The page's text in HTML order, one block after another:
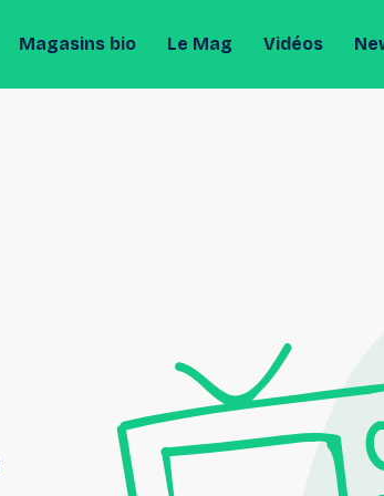
Magasins bio Le Mag Vidéos